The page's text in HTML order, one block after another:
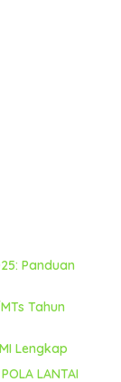
Panduan
Lengkap
LANTAI